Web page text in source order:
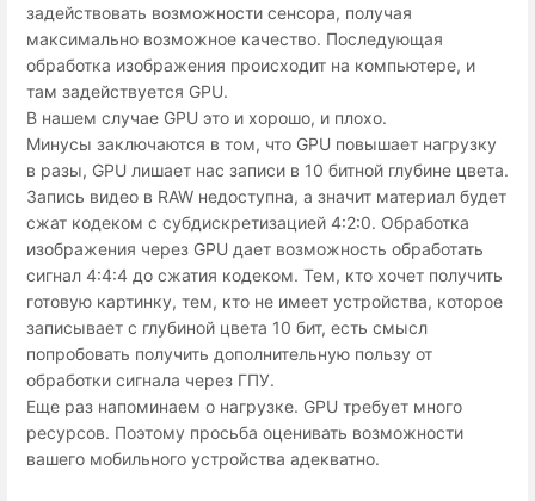
задействовать возможности сенсора, получая
максимально возможное качество. Последующая
обработка изображения происходит на компьютере, и
там задействуется GPU.
В нашем случае GPU это и хорошо, и плохо.
Минусы заключаются в том, что GPU повышает нагрузку
в разы, GPU лишает нас записи в 10 битной глубине цвета.
Запись видео в RAW недоступна, а значит материал будет
сжат кодеком с субдискретизацией 4:2:0. Обработка
изображения через GPU дает возможность обработать
сигнал 4:4:4 до сжатия кодеком. Тем, кто хочет получить
готовую картинку, тем, кто не имеет устройства, которое
записывает с глубиной цвета 10 бит, есть смысл
попробовать получить дополнительную пользу от
обработки сигнала через ГПУ.
Еще раз напоминаем о нагрузке. GPU требует много
ресурсов. Поэтому просьба оценивать возможности
вашего мобильного устройства адекватно.